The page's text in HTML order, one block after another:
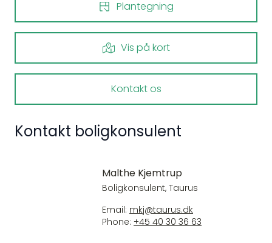
Plantegning
Vis på kort
Kontakt os
Kontakt boligkonsulent
Malthe Kjemtrup
Boligkonsulent, Taurus
Email: mkj@taurus.dk
Phone: +45 40 30 36 63